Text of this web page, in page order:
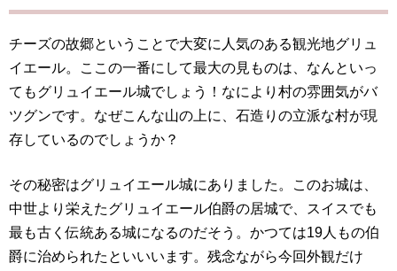
チーズの故郷ということで大変に人気のある観光地グリュ
イエール。ここの一番にして最大の見ものは、なんといっ
てもグリュイエール城でしょう！なにより村の雰囲気がバ
ツグンです。なぜこんな山の上に、石造りの立派な村が現
存しているのでしょうか？
その秘密はグリュイエール城にありました。このお城は、
中世より栄えたグリュイエール伯爵の居城で、スイスでも
最も古く伝統ある城になるのだそう。かつては19人もの伯
爵に治められたといいいます。残念ながら今回外観だけ